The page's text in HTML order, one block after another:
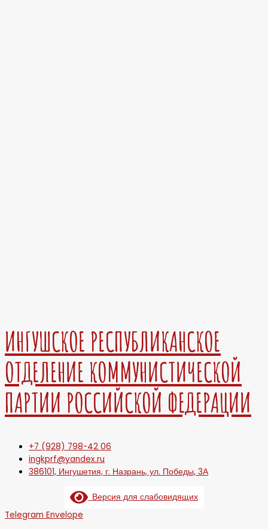
ИНГУШСКОЕ РЕСПУБЛИКАНСКОЕ
ОТДЕЛЕНИЕ КОММУНИСТИЧЕСКОЙ
ПАРТИИ РОССИЙСКОЙ ФЕДЕРАЦИИ
+7 (928) 798-42 06
ingkprf@yandex.ru
386101, Ингушетия, г. Назрань, ул. Победы, 3А
Версия для слабовидящих
Telegram Envelope